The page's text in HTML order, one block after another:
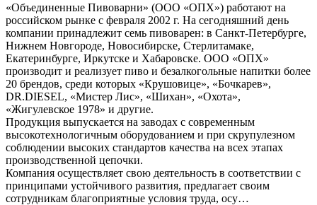
«Объединенные Пивоварни» (ООО «ОПХ») работают на
российском рынке с февраля 2002 г. На сегодняшний день
компании принадлежит семь пивоварен: в Санкт-Петербурге,
Нижнем Новгороде, Новосибирске, Стерлитамаке,
Екатеринбурге, Иркутске и Хабаровске. ООО «ОПХ»
производит и реализует пиво и безалкогольные напитки более
20 брендов, среди которых «Крушовице», «Бочкарев»,
DR.DIESEL, «Мистер Лис», «Шихан», «Охота»,
«Жигулевское 1978» и другие.
Продукция выпускается на заводах с современным
высокотехнологичным оборудованием и при скрупулезном
соблюдении высоких стандартов качества на всех этапах
производственной цепочки.
Компания осуществляет свою деятельность в соответствии с
принципами устойчивого развития, предлагает своим
сотрудникам благоприятные условия труда, осу…